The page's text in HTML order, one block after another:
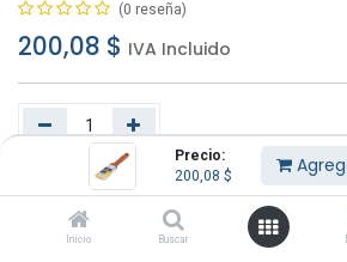
Precio:
200,08 $
Inicio Buscar
(0 reseña)
200,08 $ IVA Incluido
Agregar al carrito
Añadir a lista de deseos